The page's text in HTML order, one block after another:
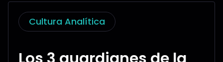
Cultura Analítica